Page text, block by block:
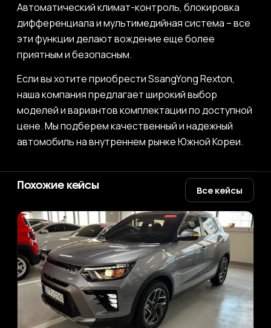
Автоматический климат-контроль, блокировка
дифференциала и мультимедийная система – все
эти функции делают вождение еще более
приятным и безопасным.
Если вы хотите приобрести SsangYong Rexton,
наша компания предлагает широкий выбор
моделей и вариантов комплектации по доступной
цене. Мы подберем качественный и надежный
автомобиль на внутреннем рынке Южной Кореи.
Похожие кейсы Все кейсы